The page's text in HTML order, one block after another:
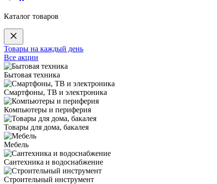
Каталог товаров
Товары на каждый день
Все акции
Бытовая техника
Смартфоны, ТВ и электроника
Компьютеры и периферия
Товары для дома, бакалея
Мебель
Сантехника и водоснабжение
Строительный инструмент